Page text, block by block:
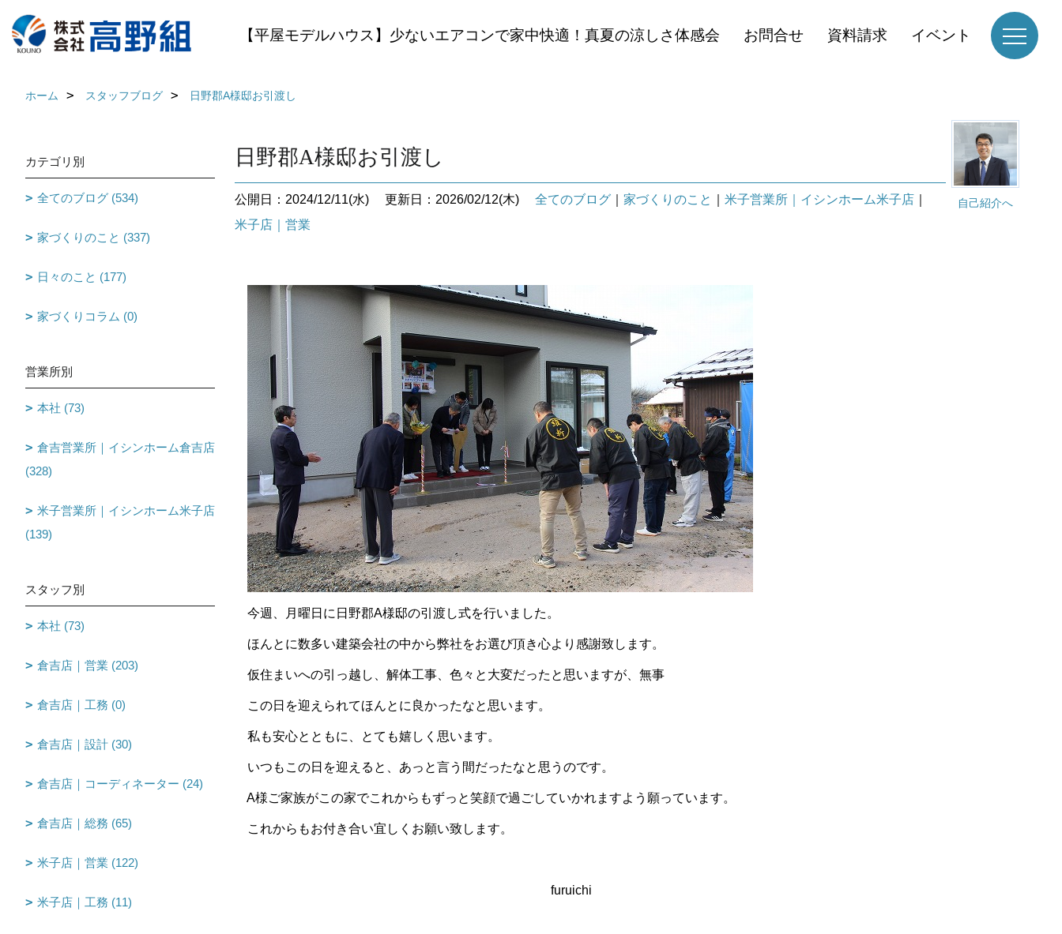
【平屋モデルハウス】少ないエアコンで家中快適！真夏の涼しさ体感会 お問合せ 資料請求 イベント
ホーム スタッフブログ 日野郡A様邸お引渡し
自己紹介へ
日野郡A様邸お引渡し
公開日：2024/12/11(水) 更新日：2026/02/12(木) 全てのブログ 家づくりのこと 米子営業所｜イシンホーム米子店
米子店｜営業
今週、月曜日に日野郡A様邸の引渡し式を行いました。
ほんとに数多い建築会社の中から弊社をお選び頂き心より感謝致します。
仮住まいへの引っ越し、解体工事、色々と大変だったと思いますが、無事
この日を迎えられてほんとに良かったなと思います。
私も安心とともに、とても嬉しく思います。
いつもこの日を迎えると、あっと言う間だったなと思うのです。
A様ご家族がこの家でこれからもずっと笑顔で過ごしていかれますよう願っています。
これからもお付き合い宜しくお願い致します。
furuichi
カテゴリ別
全てのブログ (534)
家づくりのこと (337)
日々のこと (177)
家づくりコラム (0)
営業所別
本社 (73)
倉吉営業所｜イシンホーム倉吉店
(328)
米子営業所｜イシンホーム米子店
(139)
スタッフ別
本社 (73)
倉吉店｜営業 (203)
倉吉店｜工務 (0)
倉吉店｜設計 (30)
倉吉店｜コーディネーター (24)
倉吉店｜総務 (65)
米子店｜営業 (122)
米子店｜工務 (11)